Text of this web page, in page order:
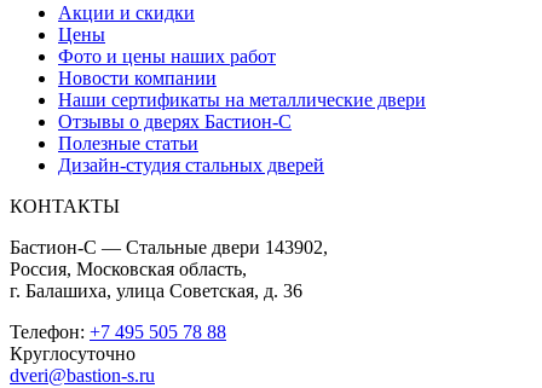
Акции и скидки
Цены
Фото и цены наших работ
Новости компании
Наши сертификаты на металлические двери
Отзывы о дверях Бастион-С
Полезные статьи
Дизайн-студия стальных дверей
КОНТАКТЫ
Бастион-С — Стальные двери 143902,
Россия, Московская область,
г. Балашиха, улица Советская, д. 36
Телефон: +7 495 505 78 88
Круглосуточно
dveri@bastion-s.ru